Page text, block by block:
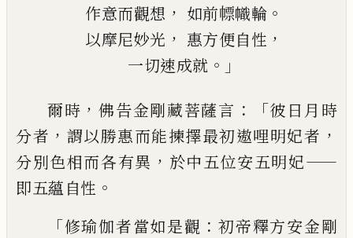
作意而觀想 ， 如前幖幟輪 。
以摩尼妙光 ， 惠方便自性 ，
一切速成就 。」
爾時 ，佛告金剛藏菩薩言 ：「彼日月時
分者 ， 謂以勝惠而能揀擇最初遨哩明妃者 ，
分別色相而各有異 ， 於中五位安五明妃——
即五蘊自性 。
「修瑜伽者當如是觀 ：初帝釋方安金剛